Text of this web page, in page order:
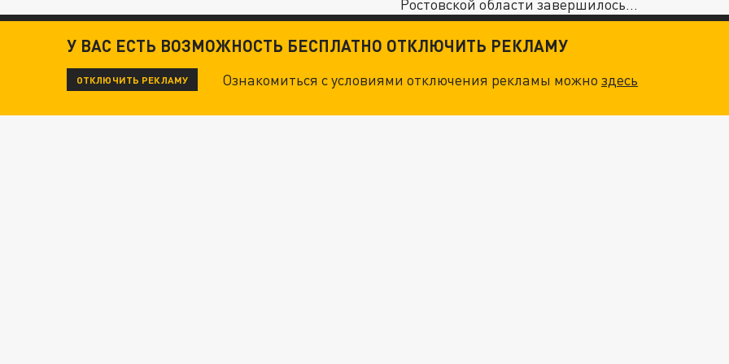
Ростовской области завершилось
нападением...
У ВАС ЕСТЬ ВОЗМОЖНОСТЬ БЕСПЛАТНО ОТКЛЮЧИТЬ РЕКЛАМУ
ОТКЛЮЧИТЬ РЕКЛАМУ Ознакомиться с условиями отключения рекламы можноздесь